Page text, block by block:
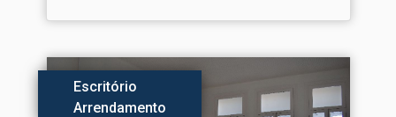
Escritório
Arrendamento